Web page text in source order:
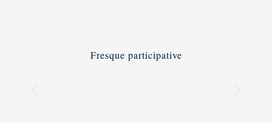
Fresque participative